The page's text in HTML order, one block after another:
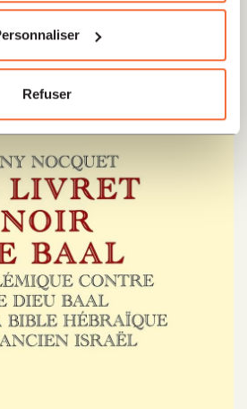
Refuser